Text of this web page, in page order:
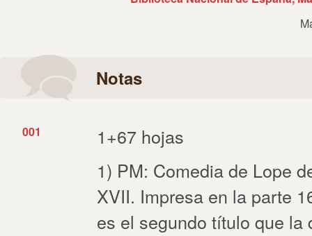
Notas
001
1+67 hojas
1) PM: Comedia de Lope
XVII. Impresa en la parte
es el segundo título que la